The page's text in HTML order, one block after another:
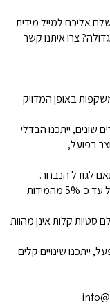
אליכם למייל מידית
צרו איתנו קשר
באופן המדויק
שונים, ייתכנו הבדלי
בפועל,
לגודל הנבחר.
מידות האורך והרוחב עשויות להשתנות בסטייה של עד כ-5% מהמידות
קלות אינן מהוות
ייתכנו שינויים קלים